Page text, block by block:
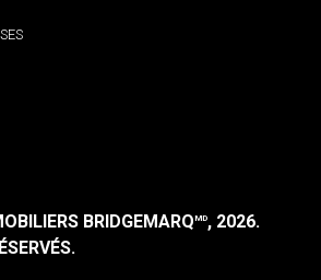
BRIDGEMARQMD, 2026.